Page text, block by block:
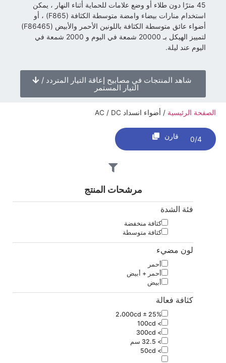
45 مترًا دون طلاء أو وضع علامات للحماية أثناء النهار ، يمكن
استخدام منارات بيضاء وامضة متوسطة الكثافة (F865) ، أو
أضواء عائق متوسطة الكثافة باللونين الأحمر والأبيض (F86465)
لتمييز الهيكل بـ 20000 شمعة في اليوم و 2000 شمعة في
اليوم عند ليلة.
شاهد المنتجات في مصابيح إعاقة التيار المتردد /
التيار المستمر
الصفحة الرئيسية / أضواء انسداد AC / DC
قارن 0/4
مرشحات المنتج
فئة الشدة
كثافة منخفضة
كثافة متوسطة
لون مضيء
أحمر
أحمر + أبيض
أبيض
كثافة فعالة
2،000cd ± 25%
> 100cd
> 300cd
> 32.5 سم
> 50cd